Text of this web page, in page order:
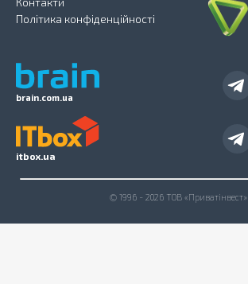
brain.com.ua
Політика конфіденційності
itbox.ua
© 1996 - 2026 ТОВ «Приватінвест»